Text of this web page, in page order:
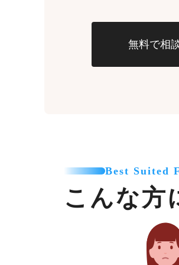
無料で相
Best Suited
こんな方